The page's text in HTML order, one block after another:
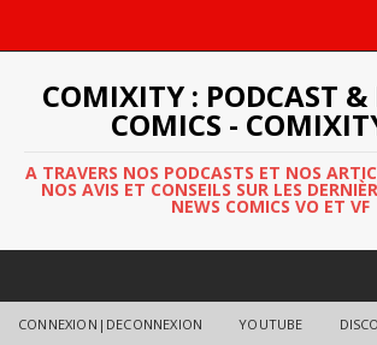
COMIXITY : PODCAST &
COMICS -
A TRAVERS NOS PODCASTS ET NOS
NOS AVIS ET CONSEILS SUR LES
NEWS COMICS VO ET VF
CONNEXION|DECONNEXION YOUTUBE